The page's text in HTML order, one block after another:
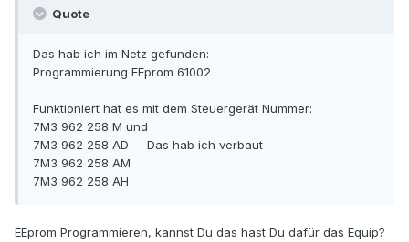
Quote
Das hab ich im Netz gefunden:
Programmierung EEprom 61002
Funktioniert hat es mit dem Steuergerät Nummer:
7M3 962 258 M und
7M3 962 258 AD -- Das hab ich verbaut
7M3 962 258 AM
7M3 962 258 AH
EEprom Programmieren, kannst Du das hast Du dafür das Equip?